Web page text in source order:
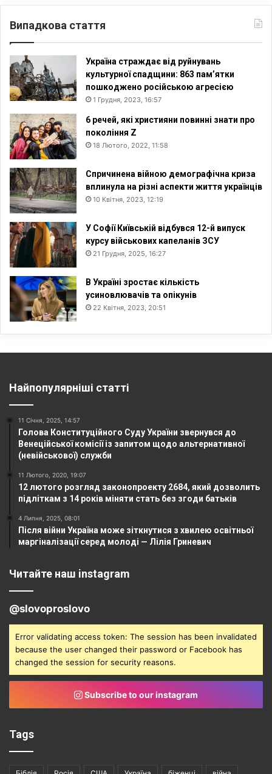
Випадкова стаття
Україна страждає від руйнувань
культурної спадщини: 863 пам’ятки
пошкоджено російською агресією
1 Грудня, 2023, 16:57
6 речей, які християни повинні знати про
покоління Z
18 Лютого, 2022, 11:58
Спричинена війною демографічна криза
вплинула на різні аспекти життя українців
10 Квітня, 2023, 12:19
У Софії Київській відбувся 12-й випуск
курсу військових капеланів ЗСУ
21 Грудня, 2025, 16:27
В Україні зростає кількість
усиновлювачів та опікунів
22 Квітня, 2023, 20:51
Найпопулярніші статті
11 Січня, 2025, 14:57
Голова Конституційного Суду України звернувся до
Венеційської комісії із запитом щодо альтернативної
(невійськової) служби
11 Лютого, 2020, 19:07
12 лютого розгляд законопроекту 2684, який дозволить
підліткам з 14 років міняти стать без згоди батьків
4 Липня, 2025, 08:01
Після війни Україна може зіткнутися з хвилею освітньої
маргіналізації серед молоді — Лілія Гриневич
Читайте наш instagram
@slovoproslovo
Error validating access token: The session has been invalidated
because the user changed their password or Facebook has
changed the session for security reasons.
Subscribe to our instagram
Tags